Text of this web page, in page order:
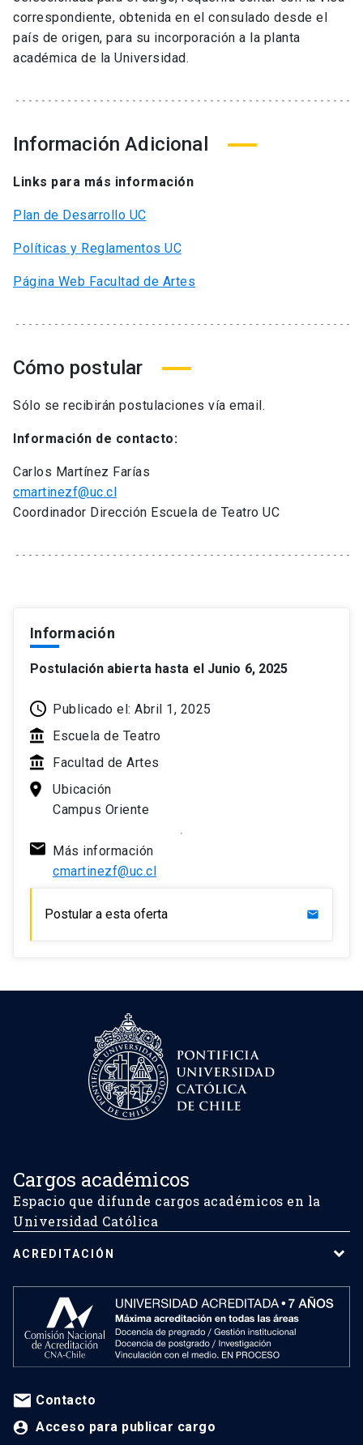
correspondiente, obtenida en el consulado desde el
país de origen, para su incorporación a la planta
académica de la Universidad.
Información Adicional
Links para más información
Plan de Desarrollo UC
Políticas y Reglamentos UC
Página Web Facultad de Artes
Cómo postular
Sólo se recibirán postulaciones vía email.
Información de contacto:
Carlos Martínez Farías
cmartinezf@uc.cl
Coordinador Dirección Escuela de Teatro UC
Información
Postulación abierta hasta el Junio 6, 2025
Publicado el: Abril 1, 2025
Escuela de Teatro
Facultad de Artes
Ubicación
Campus Oriente
Más información
cmartinezf@uc.cl
Postular a esta oferta mail
Cargos académicos
Espacio que difunde cargos académicos en la
Universidad Católica
ACREDITACIÓN
Contacto
Acceso para publicar cargo